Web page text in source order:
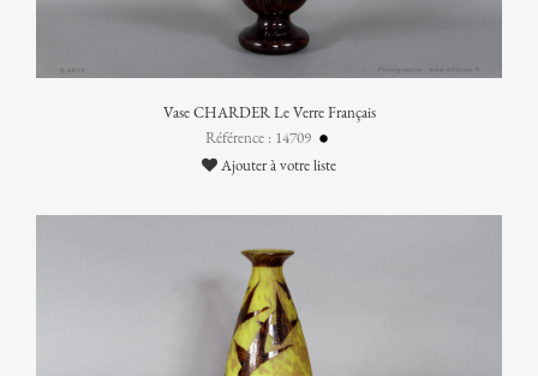
Vase CHARDER Le Verre Français
Référence : 14709
Ajouter à votre liste